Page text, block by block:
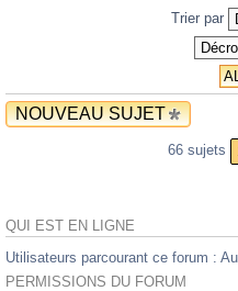
Trier par
NOUVEAU SUJET
66 sujets
QUI EST EN LIGNE
Utilisateurs parcourant ce forum :
PERMISSIONS DU FORUM